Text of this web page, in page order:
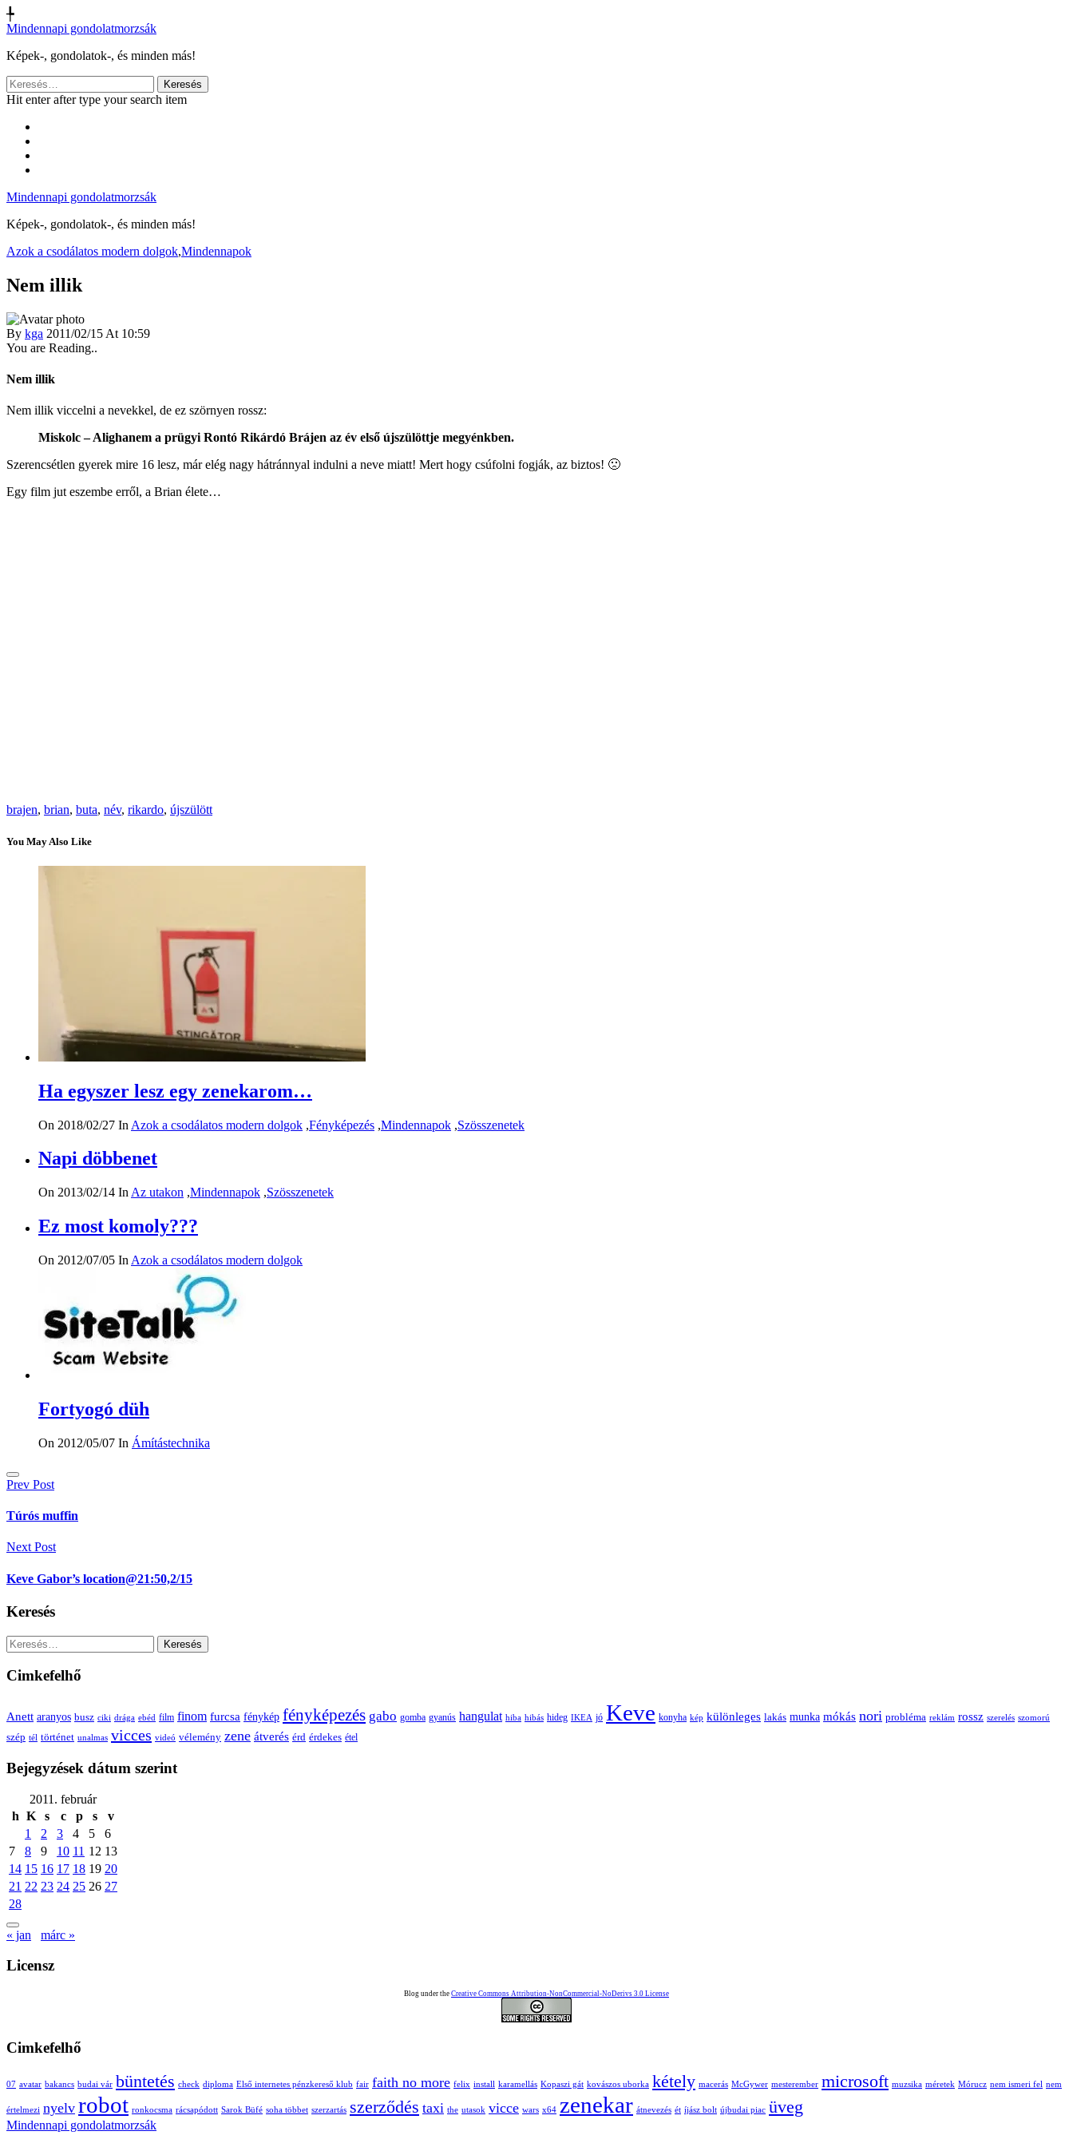
╄
Mindennapi gondolatmorzsák
Képek-, gondolatok-, és minden más!
Keresés:
Hit enter after type your search item
Mindennapi gondolatmorzsák
Képek-, gondolatok-, és minden más!
Azok a csodálatos modern dolgok,Mindennapok
Nem illik
By kga 2011/02/15 At 10:59
You are Reading..
Nem illik
Nem illik viccelni a nevekkel, de ez szörnyen rossz:
Miskolc – Alighanem a prügyi Rontó Rikárdó Brájen az év első újszülöttje megyénkben.
Szerencsétlen gyerek mire 16 lesz, már elég nagy hátránnyal indulni a neve miatt! Mert hogy csúfolni fogják, az biztos! 🙁
Egy film jut eszembe erről, a Brian élete…
brajen, brian, buta, név, rikardo, újszülött
You May Also Like
Ha egyszer lesz egy zenekarom…
On 2018/02/27 In Azok a csodálatos modern dolgok ,Fényképezés ,Mindennapok ,Szösszenetek
Napi döbbenet
On 2013/02/14 In Az utakon ,Mindennapok ,Szösszenetek
Ez most komoly???
On 2012/07/05 In Azok a csodálatos modern dolgok
Fortyogó düh
On 2012/05/07 In Ámítástechnika
Bejegyzés
navigáció
Prev Post
Túrós muffin
Next Post
Keve Gabor’s location@21:50,2/15
Keresés
Keresés:
Cimkefelhő
Anett aranyos busz ciki drága ebéd film finom furcsa fénykép fényképezés gabo gomba gyanús hangulat hiba hibás hideg IKEA jó Keve konyha kép különleges lakás munka mókás nori probléma reklám rossz szerelés szomorú
szép tél történet unalmas vicces videó vélemény zene átverés érd érdekes étel
Bejegyzések dátum szerint
2011. február
h K s c p s
v
1
2 3 4 5
6
7
8 9 10 11 12 13
14 15 16 17 18 19 20
21 22 23 24 25 26 27
28
« jan márc »
Licensz
Blog under the Creative Commons Attribution-NonCommercial-NoDerivs 3.0 License
Cimkefelhő
07 avatar bakancs budai vár büntetés check diploma Első internetes pénzkereső klub fair faith no more felix install karamellás Kopaszi gát kovászos uborka kétely macerás McGywer mesterember microsoft muzsika méretek Mórucz nem ismeri fel nem
értelmezi nyelv robot ronkocsma rácsapódott Sarok Büfé soha többet szerzartás szerződés taxi the utasok vicce wars x64 zenekar átnevezés ét íjász bolt újbudai piac üveg
Mindennapi gondolatmorzsák